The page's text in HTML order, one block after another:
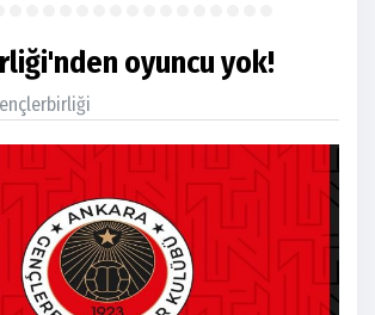
oyuncu yok!